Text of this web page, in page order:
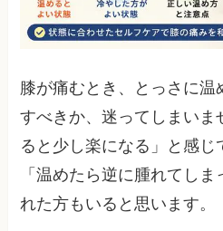
膝が痛むとき、とっさに温
すべきか、迷ってしまいま
ると少し楽になる」と感じ
「温めたら逆に腫れてし
れた方もいると思います。